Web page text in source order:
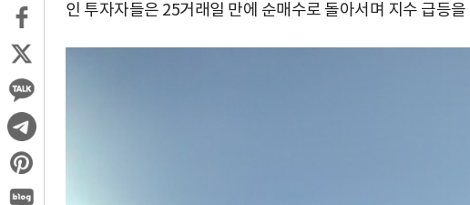
인 투자자들은 25거래일 만에 순매수로 돌아서며 지수 급등